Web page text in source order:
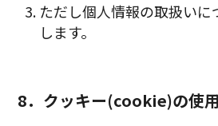
ただし個人情報の取扱いに
します。
8．クッキー(cookie)の使